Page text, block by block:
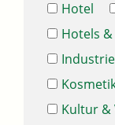
Hotel
Hotels
Kultur &